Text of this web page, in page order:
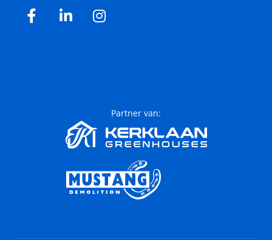
Facebook
LinkedInInstagram
Partner van: